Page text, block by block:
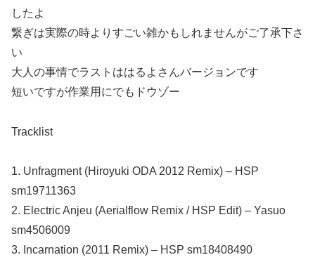
したよ
繋ぎは実際の時よりすごい雑かもしれませんがご了承下さ
い
大人の事情でラストははるよさんバージョンです
短いですが作業用にでもドウゾー
Tracklist
1. Unfragment (Hiroyuki ODA 2012 Remix) – HSP
sm19711363
2. Electric Anjeu (Aerialflow Remix / HSP Edit) – Yasuo
sm4506009
3. Incarnation (2011 Remix) – HSP sm18408490